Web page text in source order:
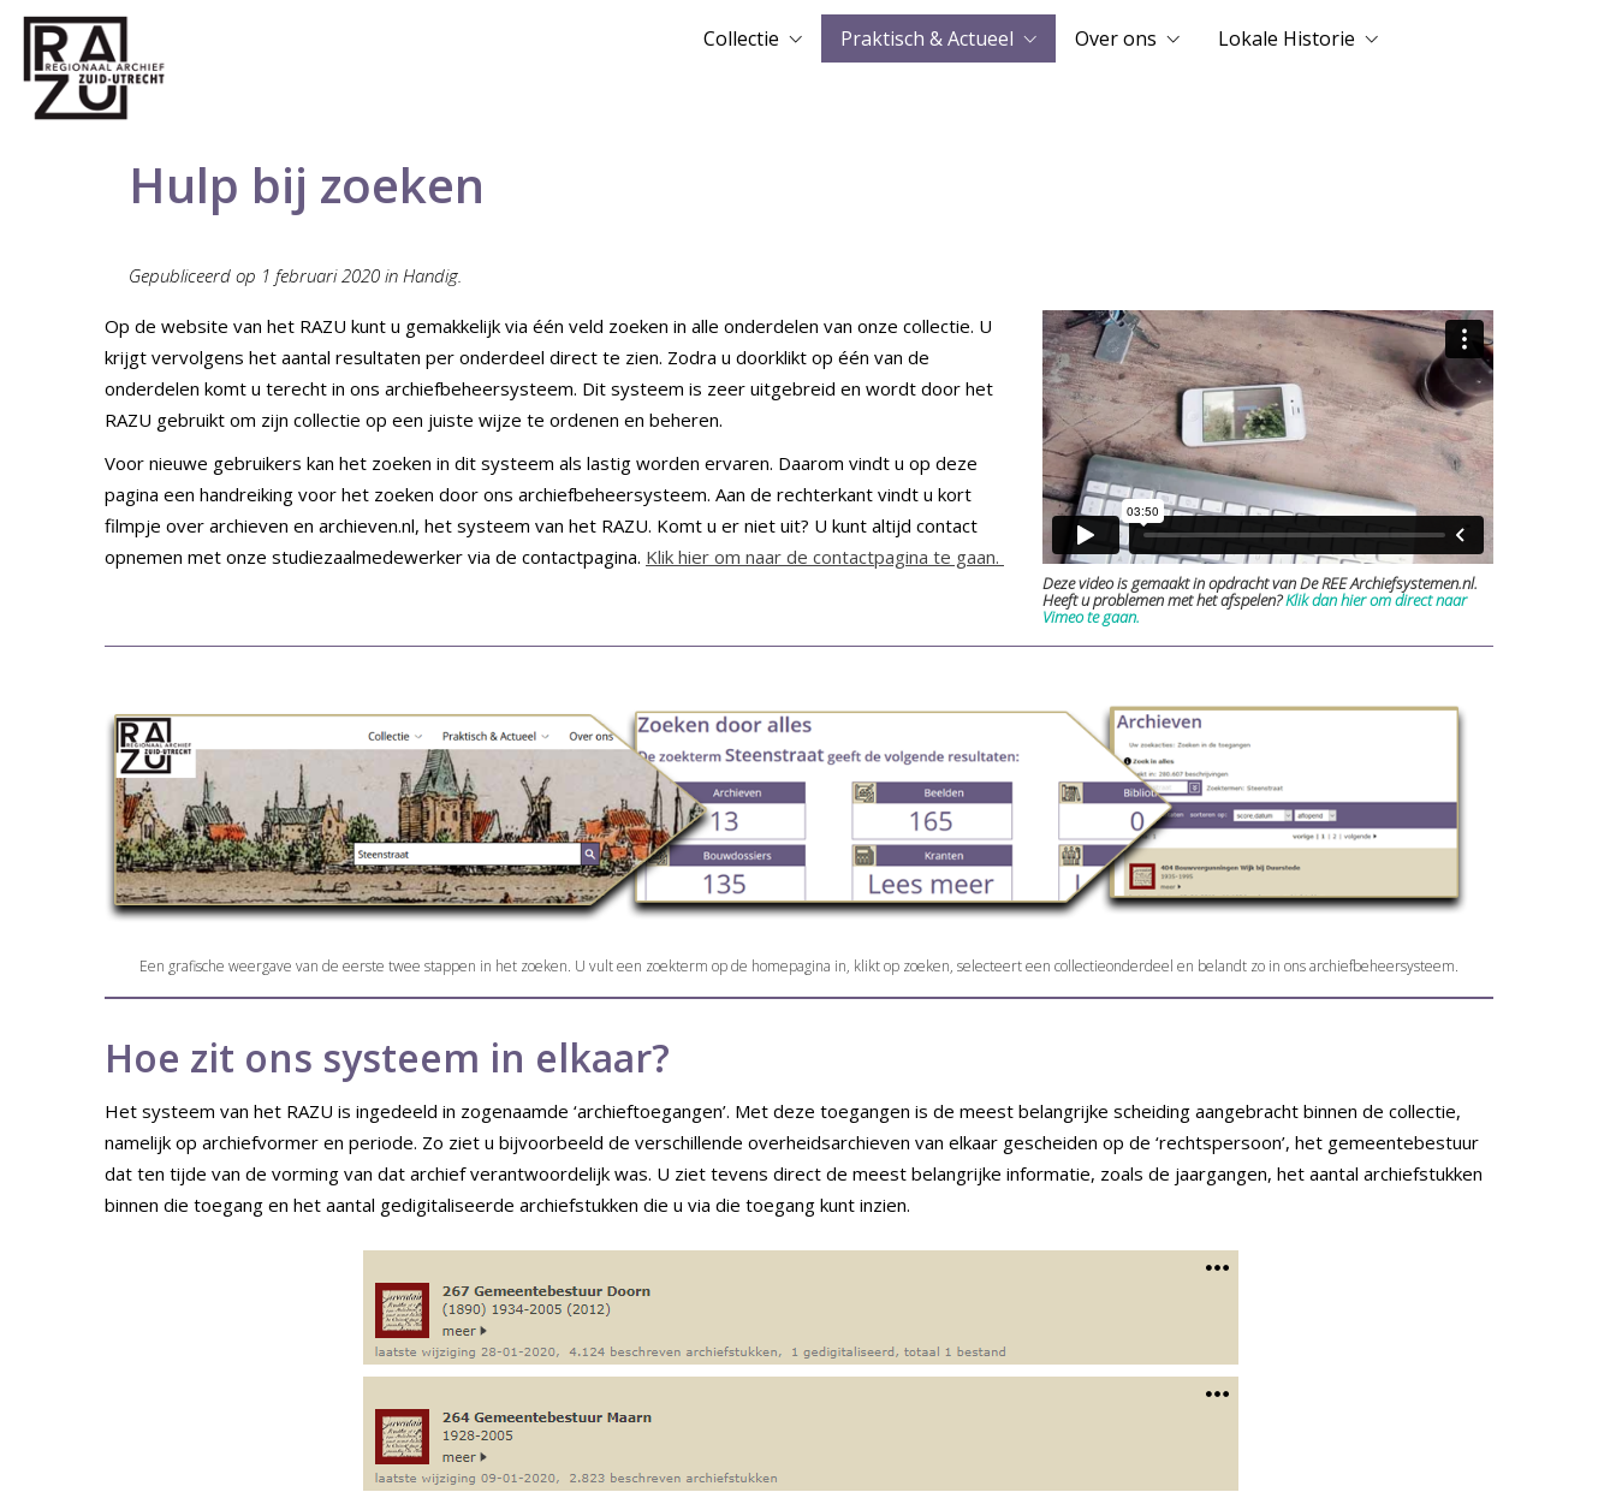
Collectie Praktisch & Actueel Over ons Lokale Historie
Hulp bij zoeken
Gepubliceerd op 1 februari 2020 in Handig.
Op de website van het RAZU kunt u gemakkelijk via één veld zoeken in alle onderdelen van onze collectie. U
krijgt vervolgens het aantal resultaten per onderdeel direct te zien. Zodra u doorklikt op één van de
onderdelen komt u terecht in ons archiefbeheersysteem. Dit systeem is zeer uitgebreid en wordt door het
RAZU gebruikt om zijn collectie op een juiste wijze te ordenen en beheren.
Voor nieuwe gebruikers kan het zoeken in dit systeem als lastig worden ervaren. Daarom vindt u op deze
pagina een handreiking voor het zoeken door ons archiefbeheersysteem. Aan de rechterkant vindt u kort
filmpje over archieven en archieven.nl, het systeem van het RAZU. Komt u er niet uit? U kunt altijd contact
opnemen met onze studiezaalmedewerker via de contactpagina. Klik hier om naar de contactpagina te gaan.
Deze video is gemaakt in opdracht van De REE Archiefsystemen.nl.
Heeft u problemen met het afspelen?Klik dan hier om direct naar
Vimeo te gaan.
Een grafische weergave van de eerste twee stappen in het zoeken. U vult een zoekterm op de homepagina in, klikt op zoeken, selecteert een collectieonderdeel en belandt zo in ons archiefbeheersysteem.
Hoe zit ons systeem in elkaar?
Het systeem van het RAZU is ingedeeld in zogenaamde ‘archieftoegangen’. Met deze toegangen is de meest belangrijke scheiding aangebracht binnen de collectie,
namelijk op archiefvormer en periode. Zo ziet u bijvoorbeeld de verschillende overheidsarchieven van elkaar gescheiden op de ‘rechtspersoon’, het gemeentebestuur
dat ten tijde van de vorming van dat archief verantwoordelijk was. U ziet tevens direct de meest belangrijke informatie, zoals de jaargangen, het aantal archiefstukken
binnen die toegang en het aantal gedigitaliseerde archiefstukken die u via die toegang kunt inzien.